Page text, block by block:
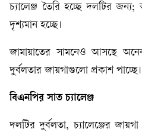
চ্যালেঞ্জ তৈরি হচ্ছে দলটির জন্য;
দৃশ্যমান হচ্ছে।
জামায়াতের সামনেও আসছে
দুর্বলতার জায়গাগুলো প্রকাশ পাচ্ছে।
বিএনপির সাত চ্যালেঞ্জ
দলটির দুর্বলতা, চ্যালেঞ্জের